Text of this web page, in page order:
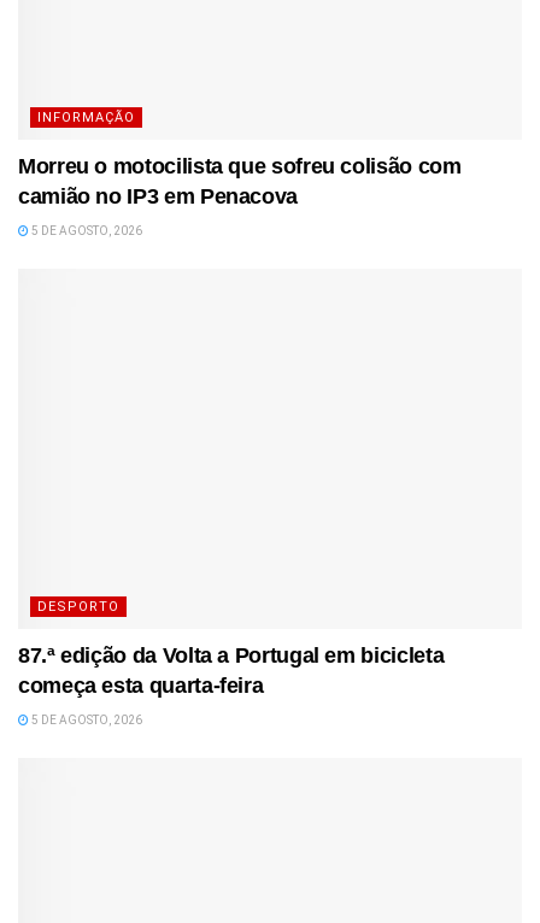
INFORMAÇÃO
Morreu o motocilista que sofreu colisão com
camião no IP3 em Penacova
5 DE AGOSTO, 2026
DESPORTO
87.ª edição da Volta a Portugal em bicicleta
começa esta quarta-feira
5 DE AGOSTO, 2026